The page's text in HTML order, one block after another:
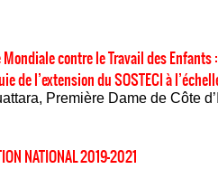
contre le Travail des Enfants
de l’extension du SOSTECI à
Première Dame de Côte
NATIONAL 2019-2021